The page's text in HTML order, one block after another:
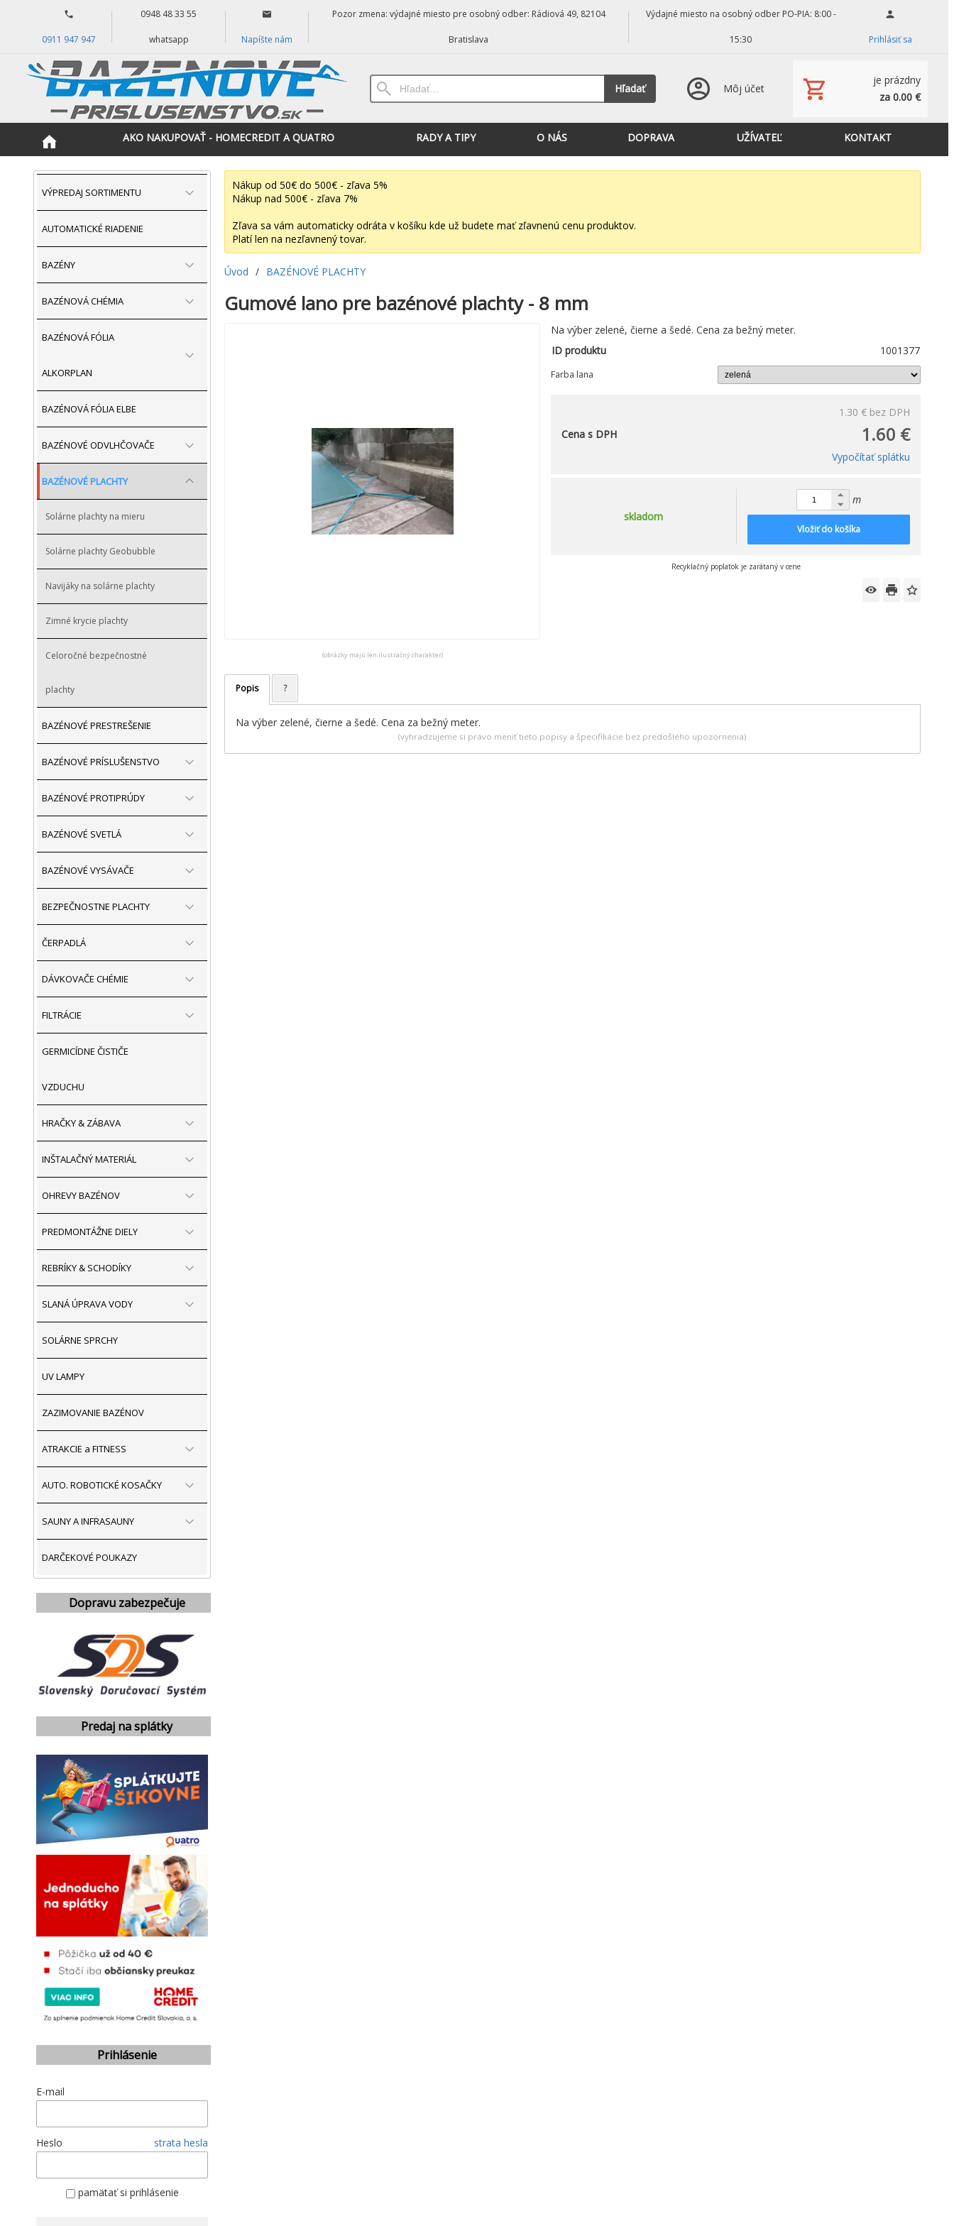
0911 947 947
0948 48 33 55
whatsapp Napíšte nám
Pozor zmena: výdajné miesto pre osobný odber: Rádiová 49, 82104
Bratislava
Výdajné miesto na osobný odber PO-PIA: 8:00 -
15:30 Prihlásiť sa
Hľadať Môj účet
je prázdny
za 0.00 €
AKO NAKUPOVAŤ - HOMECREDIT A QUATRO RADY A TIPY O NÁS DOPRAVA UŽÍVATEĽ KONTAKT
VÝPREDAJ SORTIMENTU
AUTOMATICKÉ RIADENIE
BAZÉNY
BAZÉNOVÁ CHÉMIA
BAZÉNOVÁ FÓLIA
ALKORPLAN
BAZÉNOVÁ FÓLIA ELBE
BAZÉNOVÉ ODVLHČOVAČE
BAZÉNOVÉ PLACHTY
Solárne plachty na mieru
Solárne plachty Geobubble
Navijáky na solárne plachty
Zimné krycie plachty
Celoročné bezpečnostné
plachty
BAZÉNOVÉ PRESTREŠENIE
BAZÉNOVÉ PRÍSLUŠENSTVO
BAZÉNOVÉ PROTIPRÚDY
BAZÉNOVÉ SVETLÁ
BAZÉNOVÉ VYSÁVAČE
BEZPEČNOSTNE PLACHTY
ČERPADLÁ
DÁVKOVAČE CHÉMIE
FILTRÁCIE
GERMICÍDNE ČISTIČE
VZDUCHU
HRAČKY & ZÁBAVA
INŠTALAČNÝ MATERIÁL
OHREVY BAZÉNOV
PREDMONTÁŽNE DIELY
REBRÍKY & SCHODÍKY
SLANÁ ÚPRAVA VODY
SOLÁRNE SPRCHY
UV LAMPY
ZAZIMOVANIE BAZÉNOV
ATRAKCIE a FITNESS
AUTO. ROBOTICKÉ KOSAČKY
SAUNY A INFRASAUNY
DARČEKOVÉ POUKAZY
Dopravu zabezpečuje
Predaj na splátky
Prihlásenie
E-mail
Heslo strata hesla
pamätať si prihlásenie
Nákup od 50€ do 500€ - zľava 5%
Nákup nad 500€ - zľava 7%
Zľava sa vám automaticky odráta v košíku kde už budete mať zľavnenú cenu produktov.
Platí len na nezľavnený tovar.
Úvod / BAZÉNOVÉ PLACHTY
Gumové lano pre bazénové plachty - 8 mm
(obrázky majú len ilustračný charakter)
Na výber zelené, čierne a šedé. Cena za bežný meter.
ID produktu
1001377
Farba lana
1.30 € bez DPH
1.60 €
Cena s DPH
Vypočítať splátku
skladom
m
Vložiť do košíka
Recyklačný poplatok je zarátaný v cene
Popis ?
Na výber zelené, čierne a šedé. Cena za bežný meter.
(vyhradzujeme si právo meniť tieto popisy a špecifikácie bez predošlého upozornenia)